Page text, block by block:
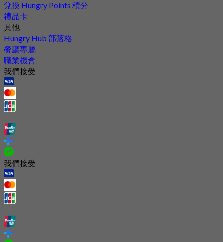
兌換 Hungry Points 積分
禮品卡
其他
Hungry Hub 部落格
餐廳專屬
職業機會
我們接受
我們接受